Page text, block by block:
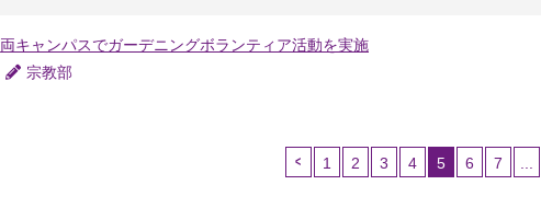
両キャンパスでガーデニングボランティア活動を実施
宗教部
1 2 3 4
5
6 7